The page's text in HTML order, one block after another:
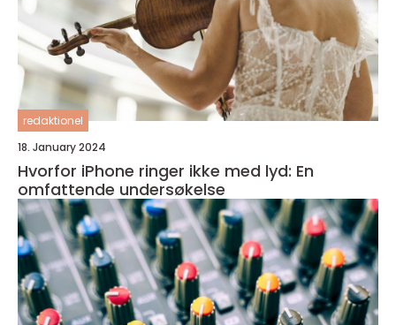
redaktionel
18. January 2024
Hvorfor iPhone ringer ikke med lyd: En
omfattende undersøkelse